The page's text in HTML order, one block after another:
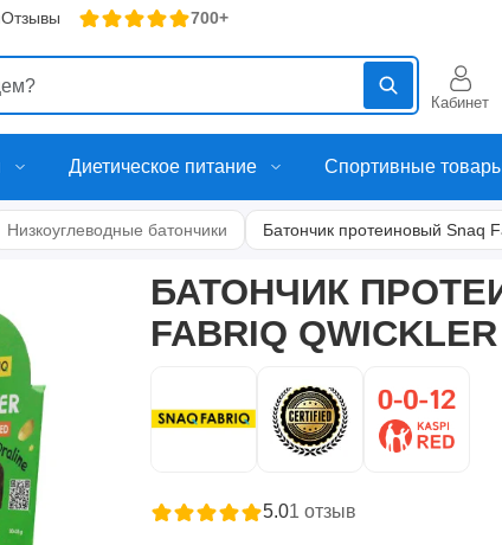
Отзывы 700+
Кабинет
Диетическое питание Спортивные
Низкоуглеводные батончики Батончик протеиновый Snaq
БАТОНЧИК
FABRIQ
5.01 отзыв